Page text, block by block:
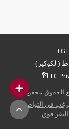
(الكوكيز)
LG
ترغب في التواصل مع
فوق